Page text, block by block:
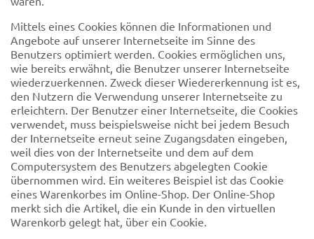
Mittels eines Cookies können die Informationen und
Angebote auf unserer Internetseite im Sinne des
Benutzers optimiert werden. Cookies ermöglichen uns,
wie bereits erwähnt, die Benutzer unserer Internetseite
wiederzuerkennen. Zweck dieser Wiedererkennung ist es,
den Nutzern die Verwendung unserer Internetseite zu
erleichtern. Der Benutzer einer Internetseite, die Cookies
verwendet, muss beispielsweise nicht bei jedem Besuch
der Internetseite erneut seine Zugangsdaten eingeben,
weil dies von der Internetseite und dem auf dem
Computersystem des Benutzers abgelegten Cookie
übernommen wird. Ein weiteres Beispiel ist das Cookie
eines Warenkorbes im Online-Shop. Der Online-Shop
merkt sich die Artikel, die ein Kunde in den virtuellen
Warenkorb gelegt hat, über ein Cookie.